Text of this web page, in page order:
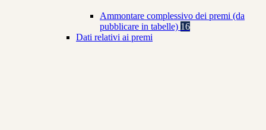
Ammontare complessivo dei premi (da
pubblicare in tabelle) 16
Dati relativi ai premi